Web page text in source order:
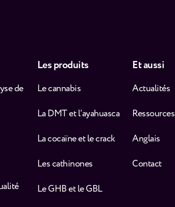
de
Les produits
Le cannabis
La DMT et l’ayahuasca
La cocaïne et le crack
Les cathinones
Le GHB et le GBL
Et aussi
Actualités
Ressources
Anglais
Contact